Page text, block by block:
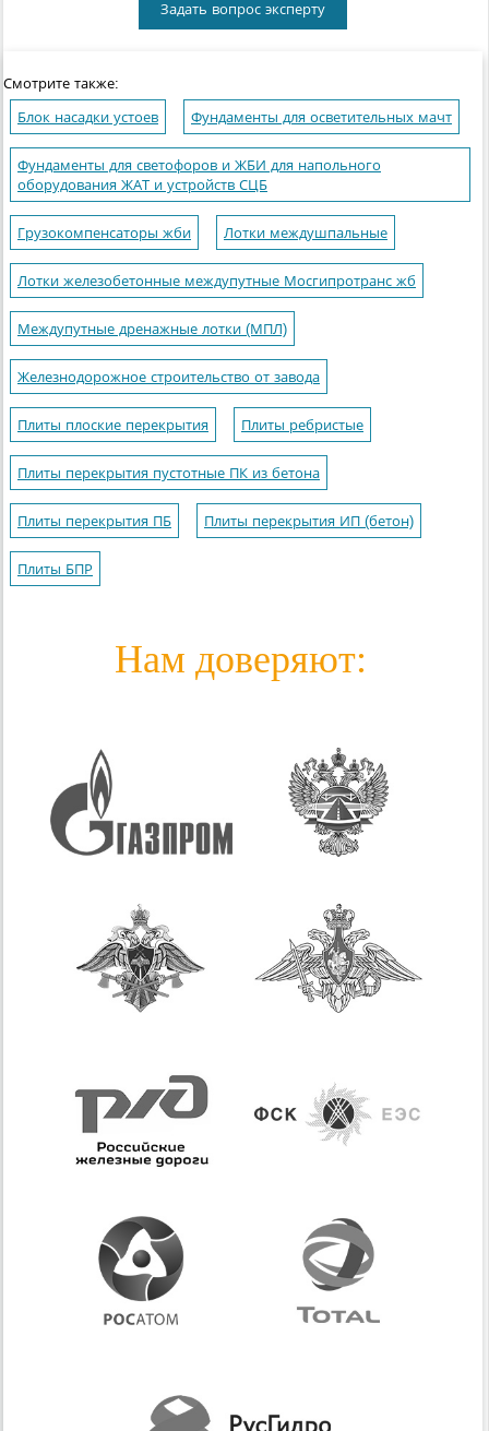
Задать вопрос эксперту
Смотрите также:
Блок насадки устоев Фундаменты для осветительных мачт
Фундаменты для светофоров и ЖБИ для напольного
оборудования ЖАТ и устройств СЦБ
Грузокомпенсаторы жби Лотки междушпальные
Лотки железобетонные междупутные Мосгипротранс жб
Междупутные дренажные лотки (МПЛ)
Железнодорожное строительство от завода
Плиты плоские перекрытия Плиты ребристые
Плиты перекрытия пустотные ПК из бетона
Плиты перекрытия ПБ Плиты перекрытия ИП (бетон)
Плиты БПР
Нам доверяют: